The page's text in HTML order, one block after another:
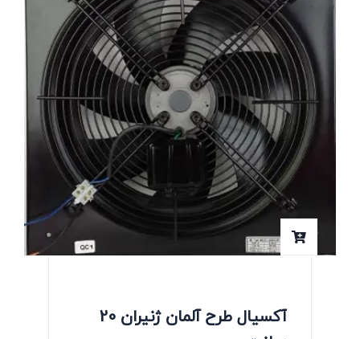
آکسیال طرح آلمان ژنیران 20